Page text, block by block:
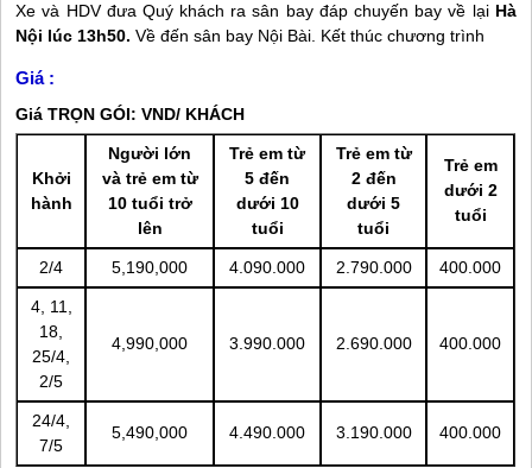
Xe và HDV đưa Quý khách ra sân bay đáp chuyến bay về lại Hà
Nội lúc 13h50. Về đến sân bay Nội Bài. Kết thúc chương trình
Giá :
Giá TRỌN GÓI: VND/ KHÁCH
Khởi
hành
Người lớn
và trẻ em từ
10 tuổi trở
lên
Trẻ em từ
5 đến
dưới 10
tuổi
Trẻ em từ
2 đến
dưới 5
tuổi
Trẻ em
dưới 2
tuổi
2/4 5,190,000 4.090.000 2.790.000 400.000
4, 11,
18,
25/4,
2/5
4,990,000 3.990.000 2.690.000 400.000
24/4,
7/5
5,490,000 4.490.000 3.190.000 400.000